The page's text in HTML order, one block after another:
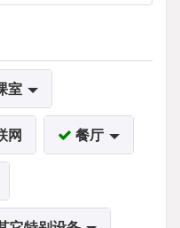
室
网 餐厅